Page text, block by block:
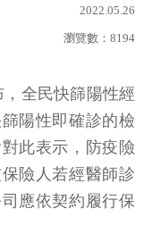
2022.05.26
瀏覽數： 8194
全民快篩陽性經
陽性即確診的檢
此表示，防疫險
險人若經醫師診
應依契約履行保